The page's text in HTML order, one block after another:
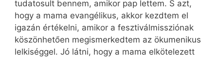
tudatosult bennem, amikor pap lettem. S azt,
hogy a mama evangélikus, akkor kezdtem el
igazán értékelni, amikor a fesztiválmissziónak
köszönhetően megismerkedtem az ökumenikus
lelkiséggel. Jó látni, hogy a mama elkötelezett